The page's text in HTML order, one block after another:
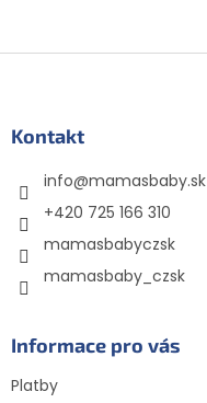
Kontakt
info@mamasbaby.sk
+420 725 166 310
mamasbabyczsk
mamasbaby_czsk
Informace pro vás
Platby